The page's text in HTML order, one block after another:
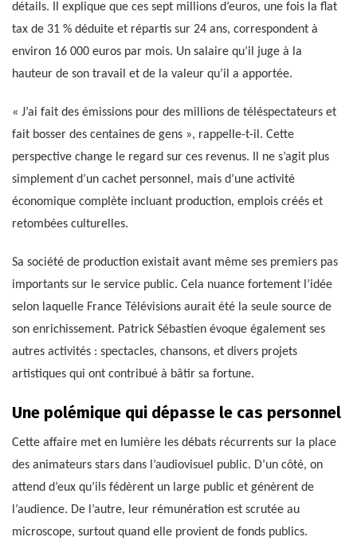
détails. Il explique que ces sept millions d’euros, une fois la flat
tax de 31 % déduite et répartis sur 24 ans, correspondent à
environ 16 000 euros par mois. Un salaire qu’il juge à la
hauteur de son travail et de la valeur qu’il a apportée.
« J’ai fait des émissions pour des millions de téléspectateurs et
fait bosser des centaines de gens », rappelle-t-il. Cette
perspective change le regard sur ces revenus. Il ne s’agit plus
simplement d’un cachet personnel, mais d’une activité
économique complète incluant production, emplois créés et
retombées culturelles.
Sa société de production existait avant même ses premiers pas
importants sur le service public. Cela nuance fortement l’idée
selon laquelle France Télévisions aurait été la seule source de
son enrichissement. Patrick Sébastien évoque également ses
autres activités : spectacles, chansons, et divers projets
artistiques qui ont contribué à bâtir sa fortune.
Une polémique qui dépasse le cas personnel
Cette affaire met en lumière les débats récurrents sur la place
des animateurs stars dans l’audiovisuel public. D’un côté, on
attend d’eux qu’ils fédèrent un large public et génèrent de
l’audience. De l’autre, leur rémunération est scrutée au
microscope, surtout quand elle provient de fonds publics.